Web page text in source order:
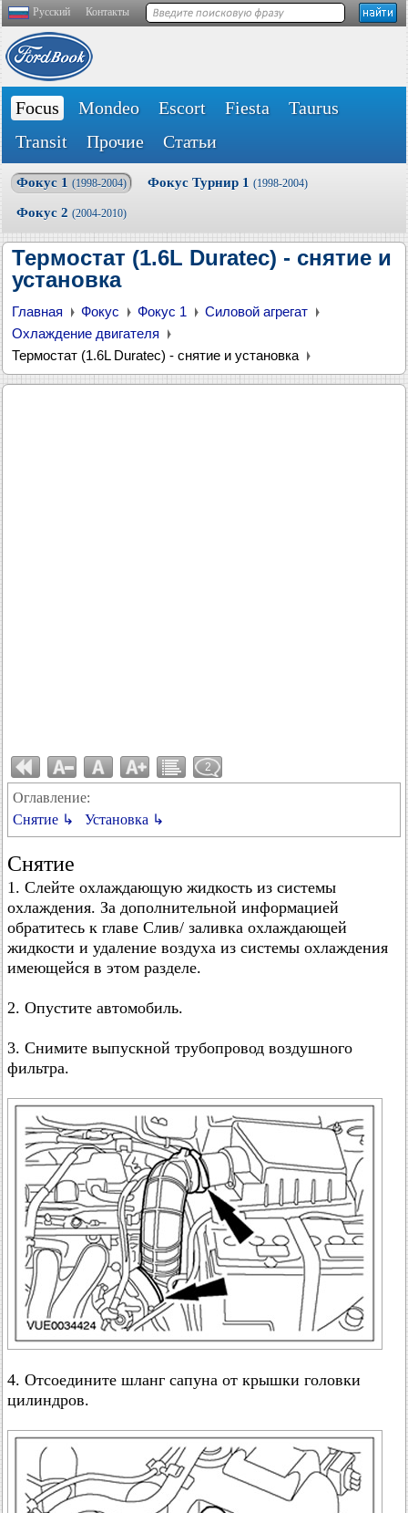
Русский Контакты
Focus Mondeo Escort Fiesta
Taurus
Transit
Прочие Статьи
Фокус 1 (1998-2004) Фокус Турнир 1 (1998-2004)
Фокус 2 (2004-2010)
Термостат (1.6L Duratec) - снятие и
установка
Главная Фокус Фокус 1
Силовой агрегат
Охлаждение двигателя
Термостат (1.6L Duratec) - снятие и установка
2
Оглавление:
Снятие ↳
Установка ↳
Снятие
1. Слейте охлаждающую жидкость из системы
охлаждения. За дополнительной информацией
обратитесь к главе Слив/ заливка охлаждающей
жидкости и удаление воздуха из системы охлаждения
имеющейся в этом разделе.
2. Опустите автомобиль.
3. Снимите выпускной трубопровод воздушного
фильтра.
4. Отсоедините шланг сапуна от крышки головки
цилиндров.